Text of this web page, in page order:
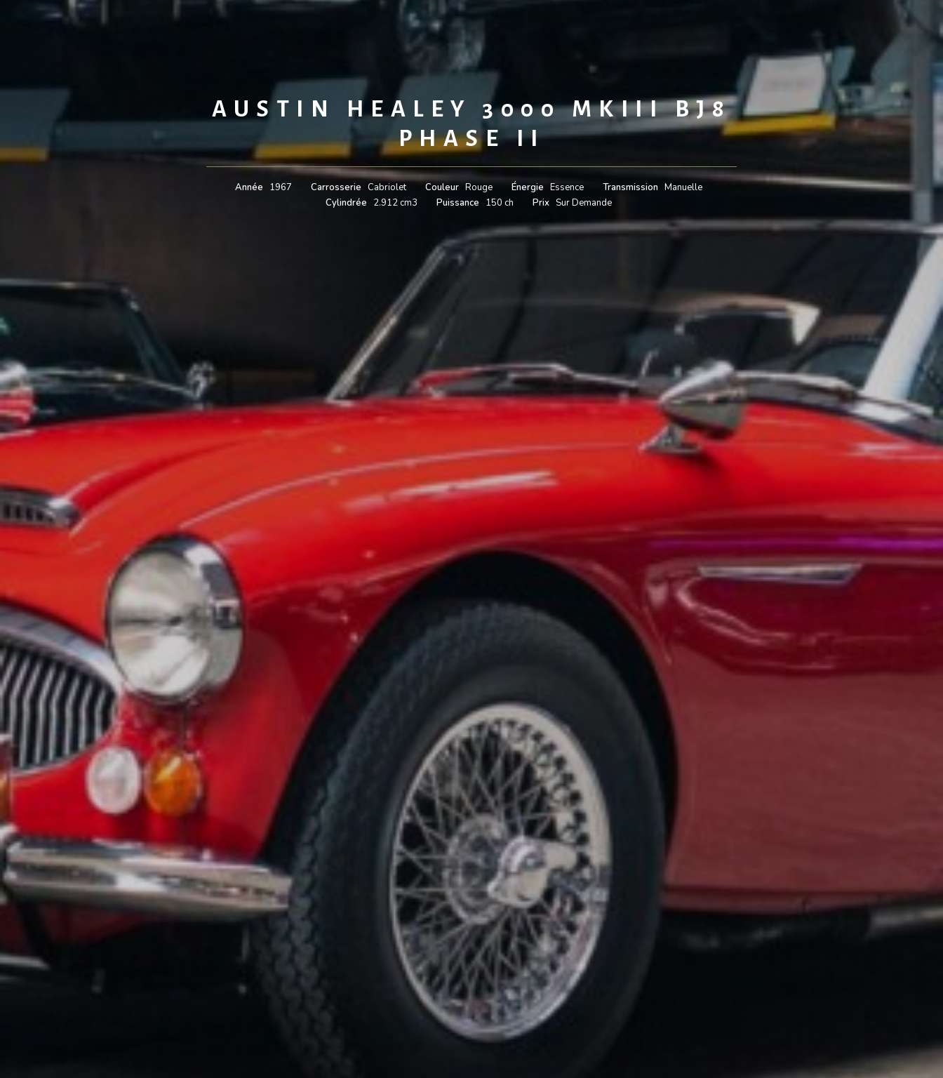
AUSTIN HEALEY 3000 MKIII BJ8
PHASE II
Année 1967 Carrosserie Cabriolet Couleur Rouge Énergie Essence Transmission Manuelle
Cylindrée
2.912 cm3 Puissance 150 ch Prix Sur Demande